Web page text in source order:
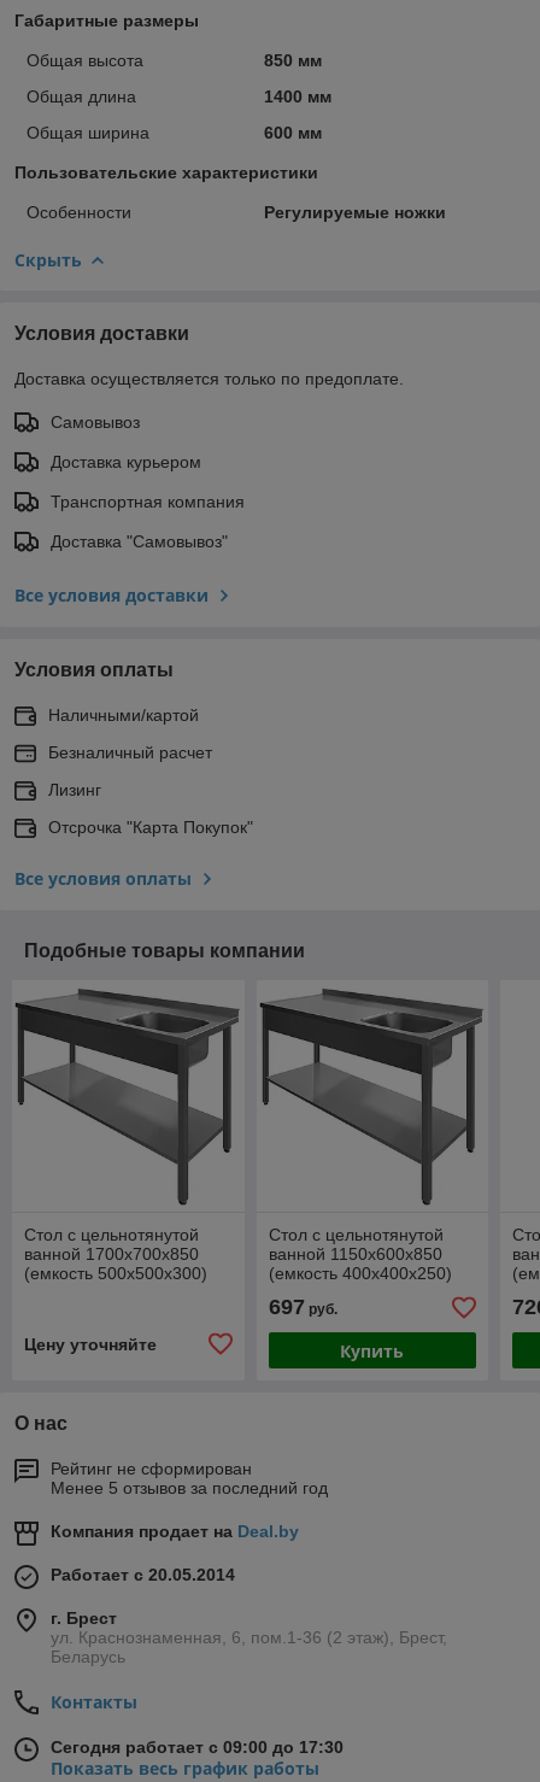
Габаритные размеры
Общая высота
850 мм
Общая длина
1400 мм
Общая ширина
600 мм
Пользовательские характеристики
Особенности Регулируемые ножки
Скрыть
Условия доставки
Доставка осуществляется только по предоплате.
Самовывоз
Доставка курьером
Транспортная компания
Доставка "Самовывоз"
Все условия доставки
Условия оплаты
Наличными/картой
Безналичный расчет
Лизинг
Отсрочка "Карта Покупок"
Все условия оплаты
Подобные товары компании
Стол с цельнотянутой
ванной 1700х700х850
(емкость 500х500х300)
Цену уточняйте
Стол с цельнотянутой
ванной 1150х600х850
(емкость 400х400х250)
697 руб.
Купить
О нас
Рейтинг не сформирован
Менее 5 отзывов за последний год
Компания продает на Deal.by
Работает с 20.05.2014
г. Брест
ул. Краснознаменная, 6, пом.1-36 (2 этаж), Брест,
Беларусь
Контакты
Сегодня работает с 09:00 до 17:30
Показать весь график работы